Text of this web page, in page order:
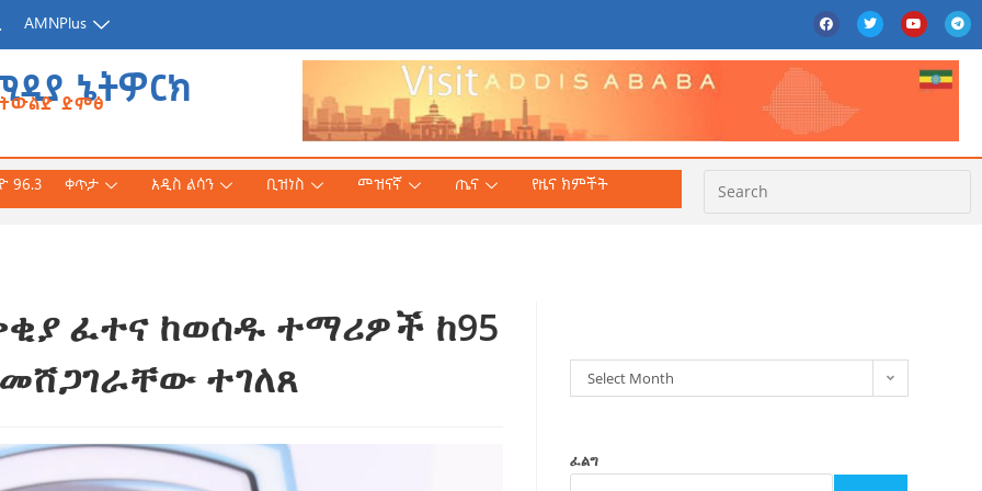
AMNPlus
ኔትዎርክ
ድምፅ
(ዶ/ር)
ተተርጉሞ በቅርቡ
96.3 ቀጥታ አዲስ ልሳን ቢዝነስ መዝናኛ ጤና
የዜና ክምችት
ፈተና ከወሰዱ ተማሪዎች ከ95
ተገለጸ
Select Month
ፈልግ